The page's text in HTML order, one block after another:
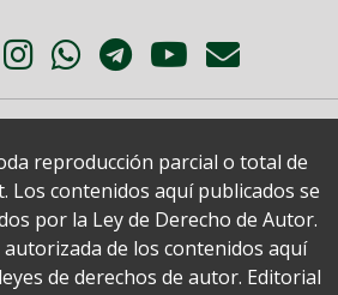
reproducción parcial o total de
Los contenidos aquí publicados se
por la Ley de Derecho de Autor.
de los contenidos aquí
de derechos de autor. Editorial